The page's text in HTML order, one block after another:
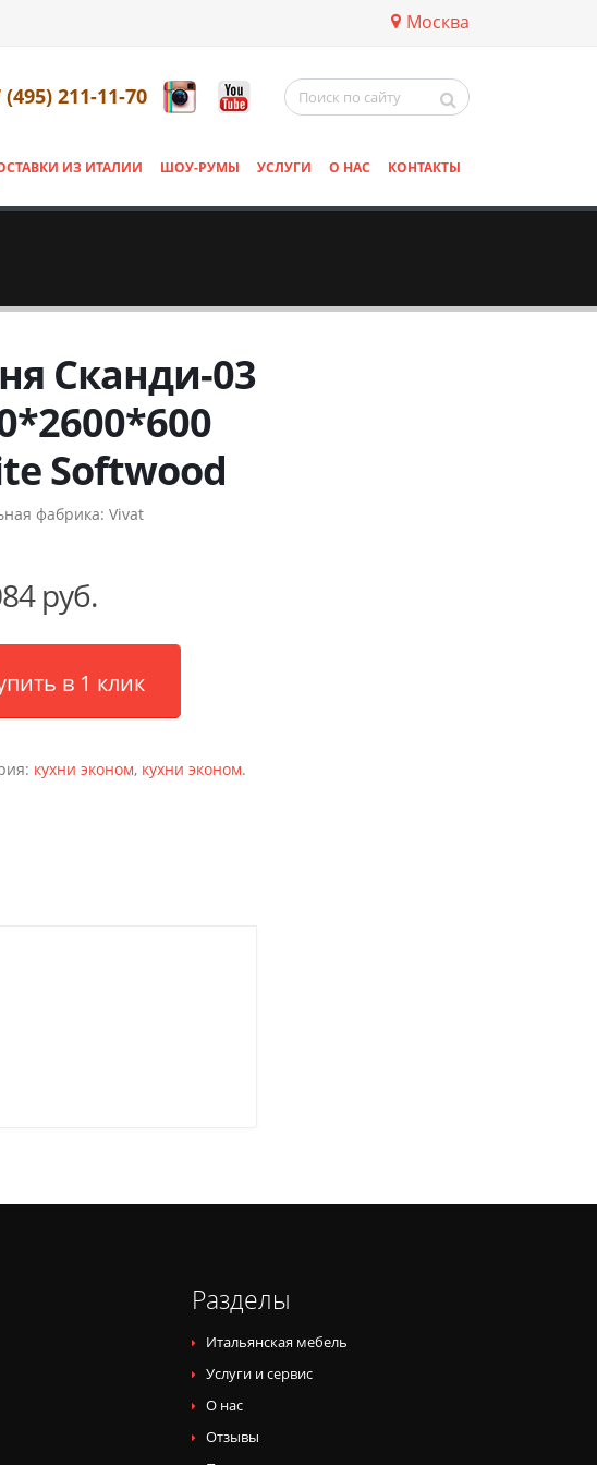
Москва
(495) 211-11-70
ИЗ ИТАЛИИ ШОУ-РУМЫ УСЛУГИ О НАС КОНТАКТЫ
Сканди-03
Softwood
фабрика: Vivat
руб.
в 1 клик
кухни эконом, кухни эконом.
Разделы
Итальянская мебель
Услуги и сервис
О нас
Отзывы